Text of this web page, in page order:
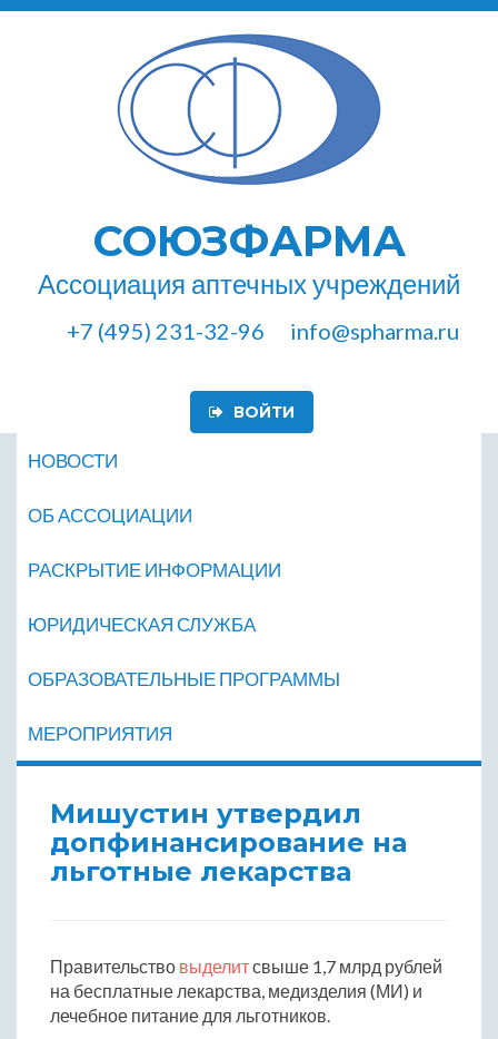
СОЮЗФАРМА
Ассоциация аптечных учреждений
+7 (495) 231-32-96 info@spharma.ru
ВОЙТИ
НОВОСТИ
ОБ АССОЦИАЦИИ
РАСКРЫТИЕ ИНФОРМАЦИИ
ЮРИДИЧЕСКАЯ СЛУЖБА
ОБРАЗОВАТЕЛЬНЫЕ ПРОГРАММЫ
МЕРОПРИЯТИЯ
Мишустин утвердил
допфинансирование на
льготные лекарства
Правительство выделитсвыше 1,7 млрд рублей
на бесплатные лекарства, медизделия (МИ) и
лечебное питание для льготников.